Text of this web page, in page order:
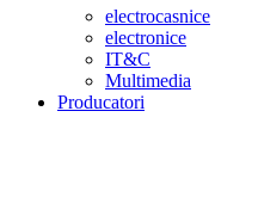
electrocasnice
electronice
IT&C
Multimedia
Producatori